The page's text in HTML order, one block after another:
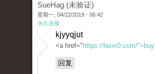
SueHag (未验证)
星期一, 04/22/2019 - 06:42
永久连接
kjyyqjut
<a href=" https://lasix0.com/">buy
回复